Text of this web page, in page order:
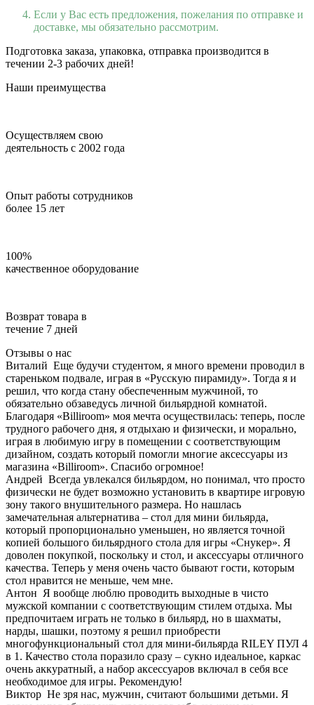
Если у Вас есть предложения, пожелания по отправке и
доставке, мы обязательно рассмотрим.
Подготовка заказа, упаковка, отправка производится в
течении 2-3 рабочих дней!
Наши преимущества
Осуществляем свою
деятельность с 2002 года
Опыт работы сотрудников
более 15 лет
100%
качественное оборудование
Возврат товара в
течение 7 дней
Отзывы о нас
Виталий Еще будучи студентом, я много времени проводил в
стареньком подвале, играя в «Русскую пирамиду». Тогда я и
решил, что когда стану обеспеченным мужчиной, то
обязательно обзаведусь личной бильярдной комнатой.
Благодаря «Billiroom» моя мечта осуществилась: теперь, после
трудного рабочего дня, я отдыхаю и физически, и морально,
играя в любимую игру в помещении с соответствующим
дизайном, создать который помогли многие аксессуары из
магазина «Billiroom». Спасибо огромное!
Андрей Всегда увлекался бильярдом, но понимал, что просто
физически не будет возможно установить в квартире игровую
зону такого внушительного размера. Но нашлась
замечательная альтернатива – стол для мини бильярда,
который пропорционально уменьшен, но является точной
копией большого бильярдного стола для игры «Снукер». Я
доволен покупкой, поскольку и стол, и аксессуары отличного
качества. Теперь у меня очень часто бывают гости, которым
стол нравится не меньше, чем мне.
Антон Я вообще люблю проводить выходные в чисто
мужской компании с соответствующим стилем отдыха. Мы
предпочитаем играть не только в бильярд, но в шахматы,
нарды, шашки, поэтому я решил приобрести
многофункциональный стол для мини-бильярда RILEY ПУЛ 4
в 1. Качество стола поразило сразу – сукно идеальное, каркас
очень аккуратный, а набор аксессуаров включал в себя все
необходимое для игры. Рекомендую!
Виктор Не зря нас, мужчин, считают большими детьми. Я